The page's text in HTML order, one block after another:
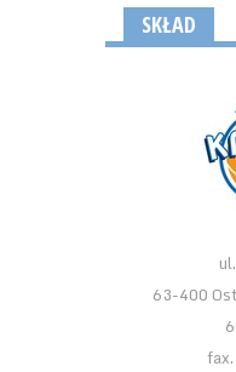
SKŁAD
63-400